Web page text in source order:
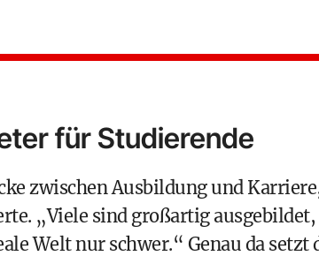
für Studierende
zwischen Ausbildung und
„Viele sind großartig
Welt nur schwer.“ Genau da